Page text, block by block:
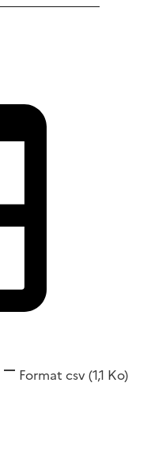
Format csv(1,1 Ko)